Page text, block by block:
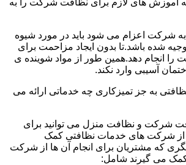
آموزش های لازم برای نظافت شرکت را به
شرکت اعزام می شود باید در مورد شیوه
شده باشد.تا بدون ایجاد مزاحمت برای
انجام دهد.همین طور از مواد شوینده ی
آسیبی وارد نکند.
به جز تمیزکاری چه خدماتی ارائه می
شرکت و نظافت منزل می توانید برای
از شرکت های خدمات نظافتی کمک
که مشتریان برای انجام آن ها از شرکت
می گیرند شامل: